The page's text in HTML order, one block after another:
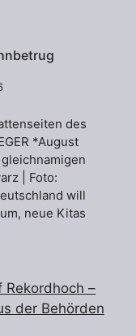
des
*August
| Foto:
will
neue Kitas